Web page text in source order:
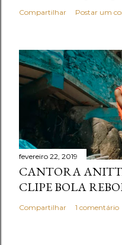
Compartilhar Postar um
fevereiro 22, 2019
CANTORA
CLIPE BOLA
Compartilhar 1 comentário